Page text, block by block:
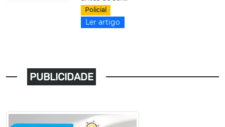
Policial
Ler artigo
PUBLICIDADE